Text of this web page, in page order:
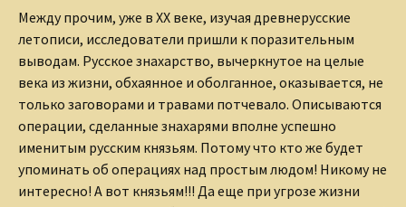
Между прочим, уже в ХХ веке, изучая древнерусские
летописи, исследователи пришли к поразительным
выводам. Русское знахарство, вычеркнутое на целые
века из жизни, обхаянное и оболганное, оказывается, не
только заговорами и травами потчевало. Описываются
операции, сделанные знахарями вполне успешно
именитым русским князьям. Потому что кто же будет
упоминать об операциях над простым людом! Никому не
интересно! А вот князьям!!! Да еще при угрозе жизни